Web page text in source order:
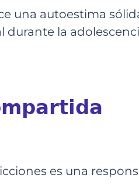
una autoestima
durante la
es una